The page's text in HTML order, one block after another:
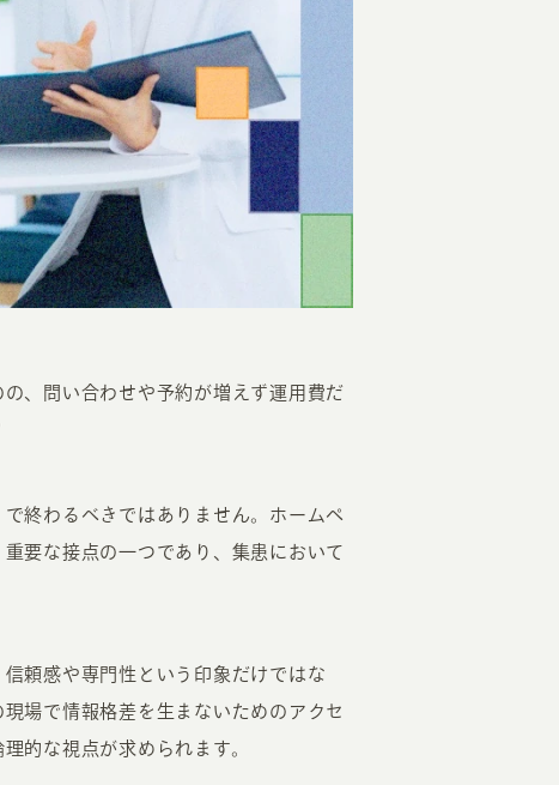
クライアント専属チームによる戦略会議
WEB専門のライターがすべての原稿を執筆
、問い合わせや予約が増えず運用費だ
終わるべきではありません。ホームペ
要な接点の一つであり、集患において
頼感や専門性という印象だけではな
場で情報格差を生まないためのアクセ
的な視点が求められます。